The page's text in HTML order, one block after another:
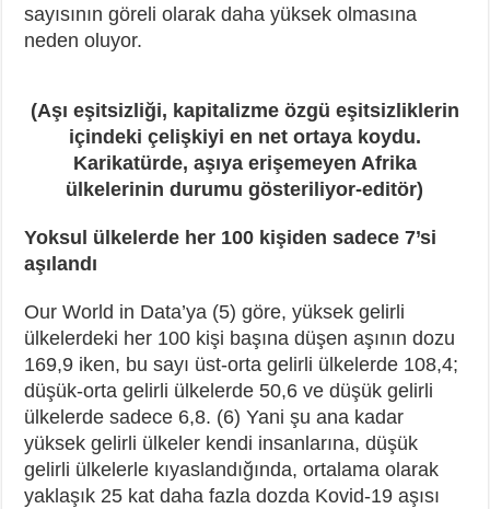
sayısının göreli olarak daha yüksek olmasına
neden oluyor.
(Aşı eşitsizliği, kapitalizme özgü eşitsizliklerin
içindeki çelişkiyi en net ortaya koydu.
Karikatürde, aşıya erişemeyen Afrika
ülkelerinin durumu gösteriliyor-editör)
Yoksul ülkelerde her 100 kişiden sadece 7’si
aşılandı
Our World in Data’ya (5) göre, yüksek gelirli
ülkelerdeki her 100 kişi başına düşen aşının dozu
169,9 iken, bu sayı üst-orta gelirli ülkelerde 108,4;
düşük-orta gelirli ülkelerde 50,6 ve düşük gelirli
ülkelerde sadece 6,8. (6) Yani şu ana kadar
yüksek gelirli ülkeler kendi insanlarına, düşük
gelirli ülkelerle kıyaslandığında, ortalama olarak
yaklaşık 25 kat daha fazla dozda Kovid-19 aşısı